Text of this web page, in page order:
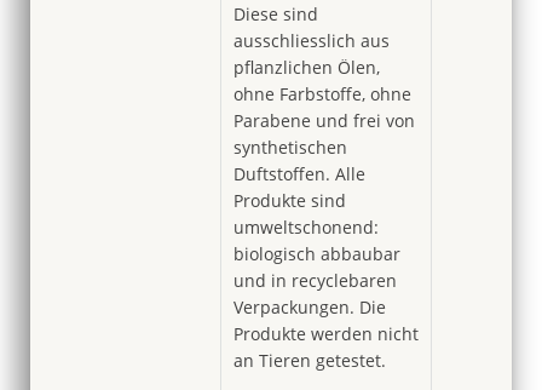
Diese sind
ausschliesslich aus
pflanzlichen Ölen,
ohne Farbstoffe, ohne
Parabene und frei von
synthetischen
Duftstoffen. Alle
Produkte sind
umweltschonend:
biologisch abbaubar
und in recyclebaren
Verpackungen. Die
Produkte werden nicht
an Tieren getestet.